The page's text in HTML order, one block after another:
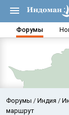
Форумы
Форумы Индия
маршрут